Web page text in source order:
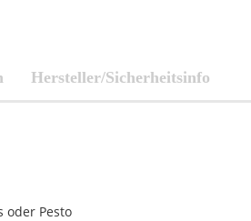
Hersteller/Sicherheitsinfo
oder Pesto